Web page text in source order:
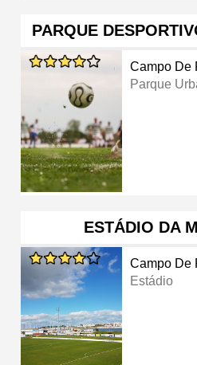
PARQUE
Campo De
Parque
ESTÁDIO DA
Campo De
Estádio